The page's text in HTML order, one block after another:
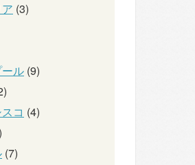
(3)
ル (9)
コ (4)
(7)